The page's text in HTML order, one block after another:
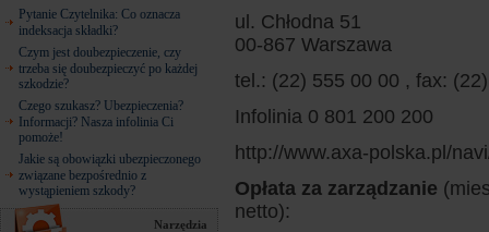
Pytanie Czytelnika: Co oznacza
indeksacja składki?
Czym jest doubezpieczenie, czy
trzeba się doubezpieczyć po każdej
szkodzie?
Czego szukasz? Ubezpieczenia?
Informacji? Nasza infolinia Ci
pomoże!
Jakie są obowiązki ubezpieczonego
związane bezpośrednio z
wystąpieniem szkody?
Narzędzia
ul. Chłodna 51
00-867 Warszawa
tel.: (22) 555 00 00 , fax:
Infolinia 0 801 200 200
http://www.axa-polska.pl/
Opłata za zarządzanie
netto):